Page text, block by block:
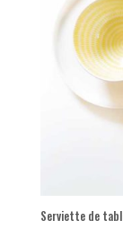
Serviette de